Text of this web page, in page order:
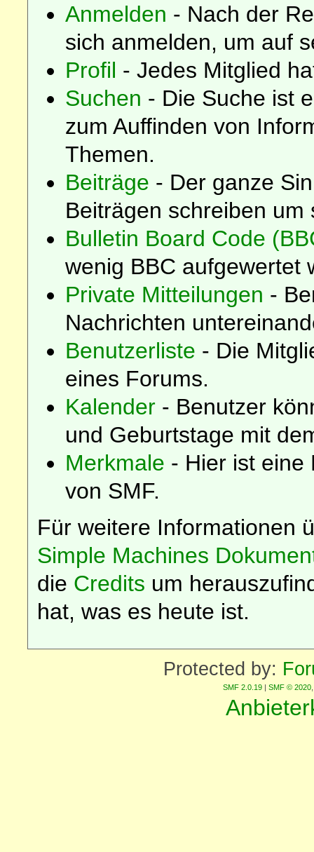
Anmelden - Nach der
sich anmelden, um auf
Profil - Jedes Mitglied
Suchen - Die Suche ist
zum Auffinden von
Themen.
Beiträge - Der ganze
Beiträgen schreiben
Bulletin Board Code
wenig BBC aufgewertet
Private Mitteilungen -
Nachrichten
Benutzerliste - Die
eines Forums.
Kalender - Benutzer
und Geburtstage mit
Merkmale - Hier ist eine
von SMF.
Für weitere Informationen
Simple Machines
die Credits um
hat, was es heute ist.
Protected by:
SMF 2.0.19 | SMF © 2020